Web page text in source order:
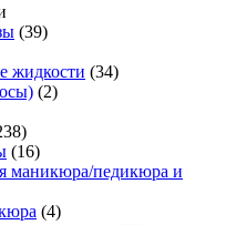
(39)
жидкости (34)
(2)
(16)
маникюра/педикюра и
(4)